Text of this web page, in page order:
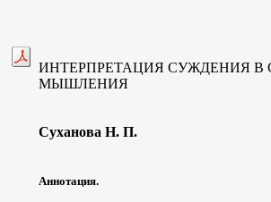
ИНТЕРПРЕТАЦИЯ СУЖДЕНИЯ
МЫШЛЕНИЯ
Суханова Н. П.
Аннотация.